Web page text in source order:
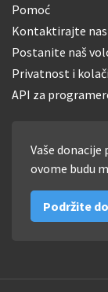
Pomoć
Kontaktirajte nas
Postanite naš
Privatnost i
API za
Vaše
ovome budu
Podržite